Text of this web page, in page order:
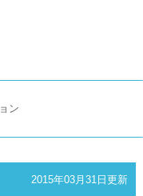
ン
2015年03月31日更新